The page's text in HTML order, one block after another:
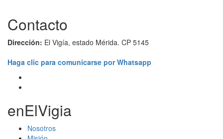
Contacto
Dirección: El Vigía, estado Mérida. CP 5145
Haga clic para comunicarse por Whatsapp
enElVigia
Nosotros